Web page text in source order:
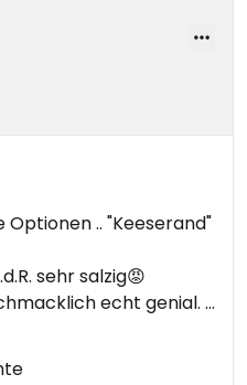
Es gibt super viele vegane Optionen .. "Keeserand"
sehr salzig😡
echt genial.
mit Fleisch so.